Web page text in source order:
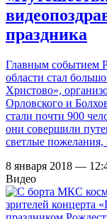
праздника
Главным событием
области стал
Христово»,
Орловского и
стали почти 900
они совершили
светлые пожелания,
8 января 2018 —
Видео